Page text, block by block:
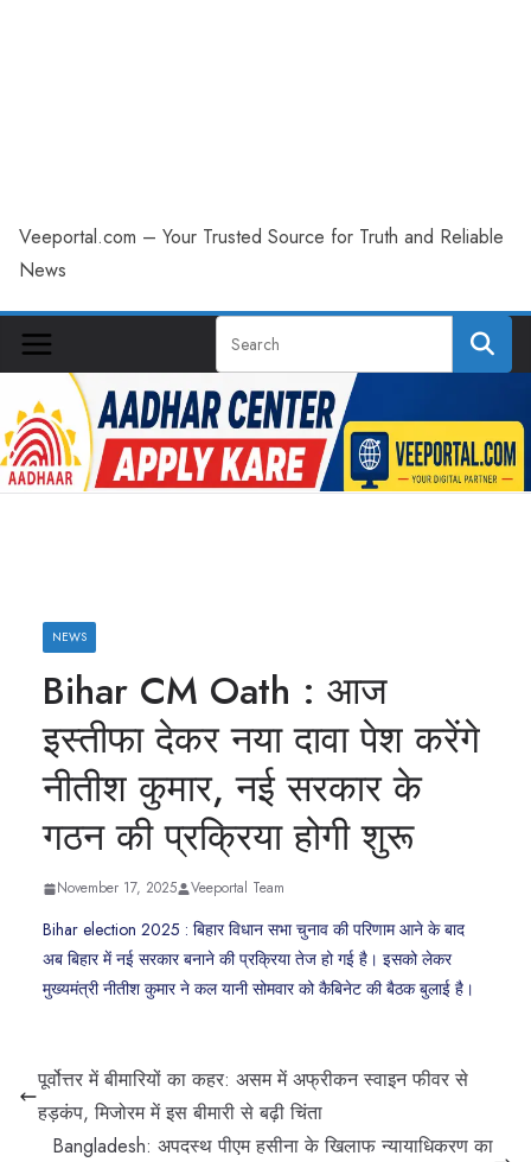
Veeportal.com – Your Trusted Source for Truth and Reliable
News
NEWS
Bihar CM Oath : आज
इस्तीफा देकर नया दावा पेश करेंगे
नीतीश कुमार, नई सरकार के
गठन की प्रक्रिया होगी शुरू
November 17, 2025 Veeportal Team
Bihar election 2025 : बिहार विधान सभा चुनाव की परिणाम आने के बाद
अब बिहार में नई सरकार बनाने की प्रक्रिया तेज हो गई है। इसको लेकर
मुख्यमंत्री नीतीश कुमार ने कल यानी सोमवार को कैबिनेट की बैठक बुलाई है।
पूर्वोत्तर में बीमारियों का कहर: असम में अफ्रीकन स्वाइन फीवर से
हड़कंप, मिजोरम में इस बीमारी से बढ़ी चिंता
Bangladesh: अपदस्थ पीएम हसीना के खिलाफ न्यायाधिकरण का